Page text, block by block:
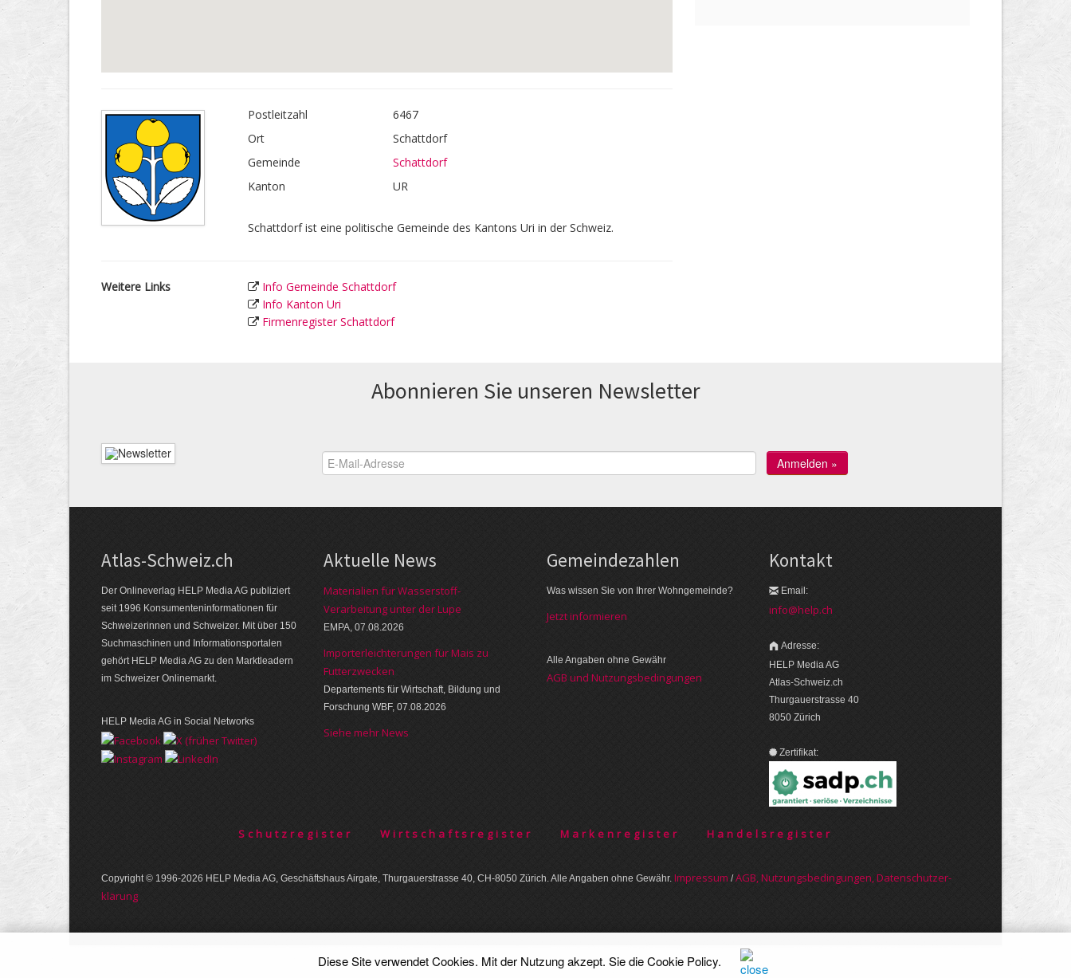
Postleitzahl
6467
Ort
Schattdorf
Gemeinde
Schattdorf
Kanton
UR
Schattdorf ist eine politische Gemeinde des Kantons Uri in der Schweiz.
Weitere Links
Info Gemeinde Schattdorf
Info Kanton Uri
Firmenregister Schattdorf
Abonnieren Sie unseren News­letter
Atlas-Schweiz.ch
Der Onlineverlag HELP Media AG publiziert
seit 1996 Konsumenten­infor­mationen für
Schwei­zerinnen und Schweizer. Mit über 150
Such­ma­schinen und Infor­mations­portalen
gehört HELP Media AG zu den Markt­leadern
im Schweizer Onlinemarkt.
HELP Media AG in Social Networks
Aktuelle News
Materialien für Wasserstoff-
Verarbeitung unter der Lupe
EMPA, 07.08.2026
Importerleichterungen für Mais zu
Futterzwecken
Departements für Wirtschaft, Bildung und
Forschung WBF, 07.08.2026
Siehe mehr News
Gemeinde­zahlen
Was wissen Sie von Ihrer Wohngemeinde?
Jetzt informieren
Alle Angaben ohne Gewähr
AGB und Nutzungsbedingungen
Kontakt
Email:
info@help.ch
Adresse:
HELP Media AG
Atlas-Schweiz.ch
Thurgauerstrasse 40
8050 Zürich
Zertifikat:
Schutzregister Wirtschaftsregister Markenregister Handelsregister
Copyright © 1996-2026 HELP Media AG, Geschäftshaus Airgate, Thurgauer­strasse 40, CH-8050 Zürich. Alle Angaben ohne Gewähr. Im­pres­sum /AGB, Nut­zungs­bedin­gungen, Daten­schutz­er­
klärung
Diese Site verwendet Cookies. Mit der Nutzung akzept. Sie dieCookie Policy.